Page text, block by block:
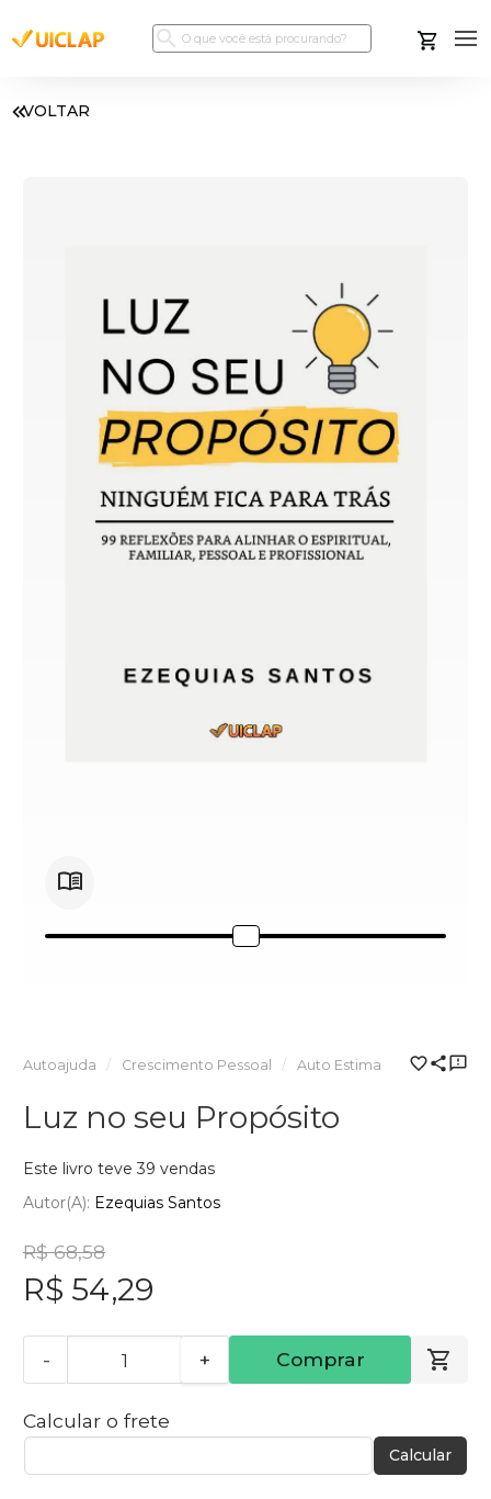
VOLTAR
Autoajuda Crescimento Pessoal Auto Estima
Luz no seu Propósito
Este livro teve 39 vendas
Autor(a): Ezequias Santos
R$ 68,58
R$ 54,29
- + Comprar
Calcular o frete
Calcular